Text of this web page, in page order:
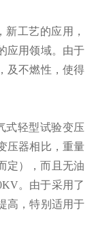
工艺的应用，
应用领域。由于
及不燃性，使得
式轻型试验变压
压器相比，重量
定），而且无油
。由于采用了
高，特别适用于